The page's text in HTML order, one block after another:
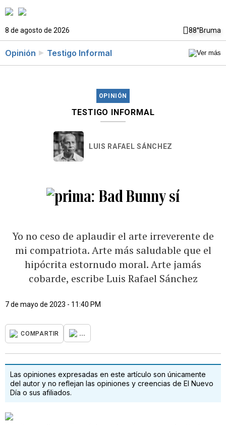
8 de agosto de 2026 88°Bruma
Opinión Testigo Informal
OPINIÓN
TESTIGO INFORMAL
LUIS RAFAEL SÁNCHEZ
Bad Bunny sí
Yo no ceso de aplaudir el arte irreverente de
mi compatriota. Arte más saludable que el
hipócrita estornudo moral. Arte jamás
cobarde, escribe Luis Rafael Sánchez
7 de mayo de 2023 - 11:40 PM
COMPARTIR ...
Las opiniones expresadas en este artículo son únicamente
del autor y no reflejan las opiniones y creencias de El Nuevo
Día o sus afiliados.